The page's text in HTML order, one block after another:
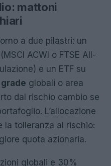
mattoni
a due pilastri: un
(MSCI ACWI o FTSE All-
e un ETF su
globali o area
dal rischio cambio se
L’allocazione
la tolleranza al rischio:
quota azionaria.
globali e 30%